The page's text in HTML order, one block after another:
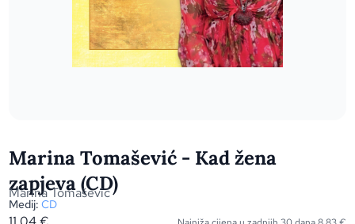
Marina Tomašević - Kad žena
zapjeva (CD)
Marina Tomašević
Medij: CD